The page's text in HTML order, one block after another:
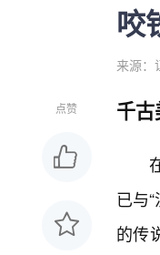
咬
来源：
点赞 千
已与
的传